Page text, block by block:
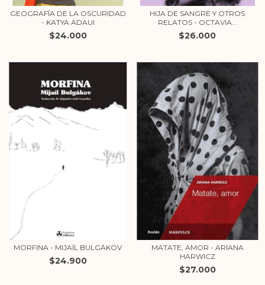
GEOGRAFÍA DE LA OSCURIDAD
- KATYA ADAUI
$24.000
HIJA DE SANGRE Y OTROS
RELATOS - OCTAVIA...
$26.000
MORFINA - MIJAÍL BULGÁKOV
$24.900
MATATE, AMOR - ARIANA
HARWICZ
$27.000